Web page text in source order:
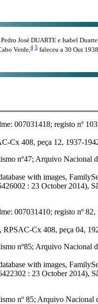
José DUARTE e Isabel
Verde,4 5faleceu a 30 Out
007031418; registo nº
Cx 408, peça 12, 1937-
nº47; Arquivo Nacional
with images,
: 23 October 2014),
007031410; registo nº
RPSAC-Cx 408, peça 04,
nº85; Arquivo Nacional
with images,
: 23 October 2014),
nº 85; Arquivo Nacional